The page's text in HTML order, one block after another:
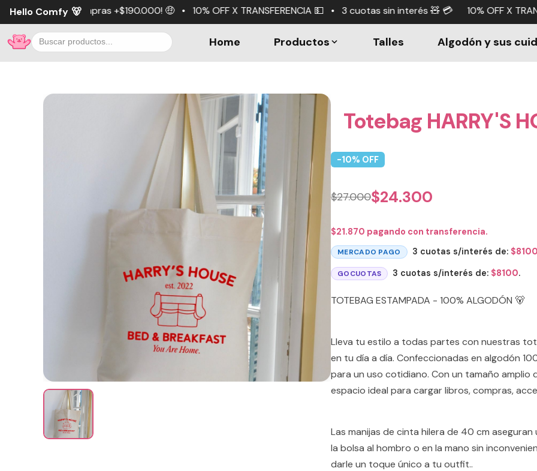
Hello Comfy 🐻
+$190.000! 🤑 • 10% OFF X TRANSFERENCIA 💵 • 3 cuotas sin interés 🧸 💳 10% OFF X TRANSFERENCIA 💵
Home Productos Talles Algodón y sus
Totebag HARRY'S
-10% OFF
$27.000$24.300
$21.870 pagando con transferencia.
MERCADO PAGO 3 cuotas s/interés de: $8100
GOCUOTAS 3 cuotas s/interés de: $8100.
TOTEBAG ESTAMPADA - 100% ALGODÓN 🐻
Lleva tu estilo a todas partes con nuestras
en tu día a día. Confeccionadas en algodón
para un uso cotidiano. Con un tamaño
espacio ideal para cargar libros, compras,
Las manijas de cinta hilera de 40 cm
la bolsa al hombro o en la mano sin
darle un toque único a tu outfit..